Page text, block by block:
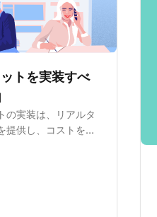
トを実装すべ
の実装は、リアルタ
提供し、コストを削